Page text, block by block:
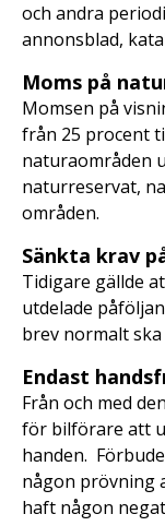
och andra
annonsblad,
Moms på
Momsen på
från 25 procent
naturaområden
naturreservat,
områden.
Sänkta krav
Tidigare gällde
utdelade
brev normalt
Endast
Från och med
för bilförare att
handen.
någon prövning
haft någon